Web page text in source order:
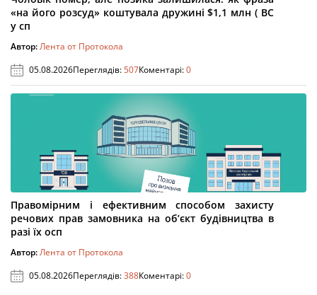
«на його розсуд» коштувала дружині $1,1 млн ( ВС
у сп
Автор:Лента от Протокола
05.08.2026Переглядів:507Коментарі:0
Правомірним і ефективним способом захисту
речових прав замовника на об’єкт будівництва в
разі їх осп
Автор:Лента от Протокола
05.08.2026Переглядів:388Коментарі:0